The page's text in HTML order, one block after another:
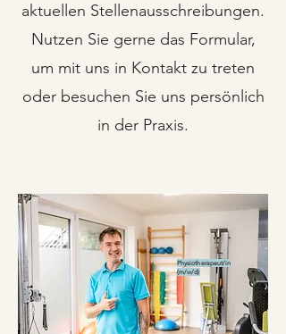
aktuellen Stellenausschreibungen.
Nutzen Sie gerne das Formular,
um mit uns in Kontakt zu treten
oder besuchen Sie uns persönlich
in der Praxis.
Physiotherapeut/in
(m/w/d)